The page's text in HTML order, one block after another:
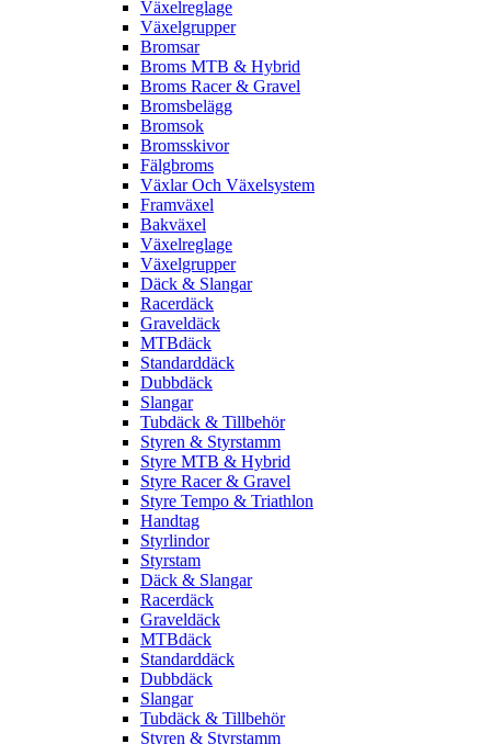
Växelreglage
Växelgrupper
Bromsar
Broms MTB & Hybrid
Broms Racer & Gravel
Bromsbelägg
Bromsok
Bromsskivor
Fälgbroms
Växlar Och Växelsystem
Framväxel
Bakväxel
Växelreglage
Växelgrupper
Däck & Slangar
Racerdäck
Graveldäck
MTBdäck
Standarddäck
Dubbdäck
Slangar
Tubdäck & Tillbehör
Styren & Styrstamm
Styre MTB & Hybrid
Styre Racer & Gravel
Styre Tempo & Triathlon
Handtag
Styrlindor
Styrstam
Däck & Slangar
Racerdäck
Graveldäck
MTBdäck
Standarddäck
Dubbdäck
Slangar
Tubdäck & Tillbehör
Styren & Styrstamm